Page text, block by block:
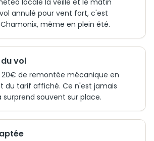
locale la veille et le matin
annulé pour vent fort, c'est
même en plein été.
vol
20€ de remontée mécanique en
du tarif affiché. Ce n'est jamais
surprend souvent sur place.